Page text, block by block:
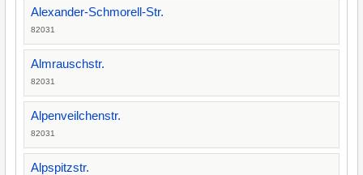
Alexander-Schmorell-Str.
82031
Almrauschstr.
82031
Alpenveilchenstr.
82031
Alpspitzstr.